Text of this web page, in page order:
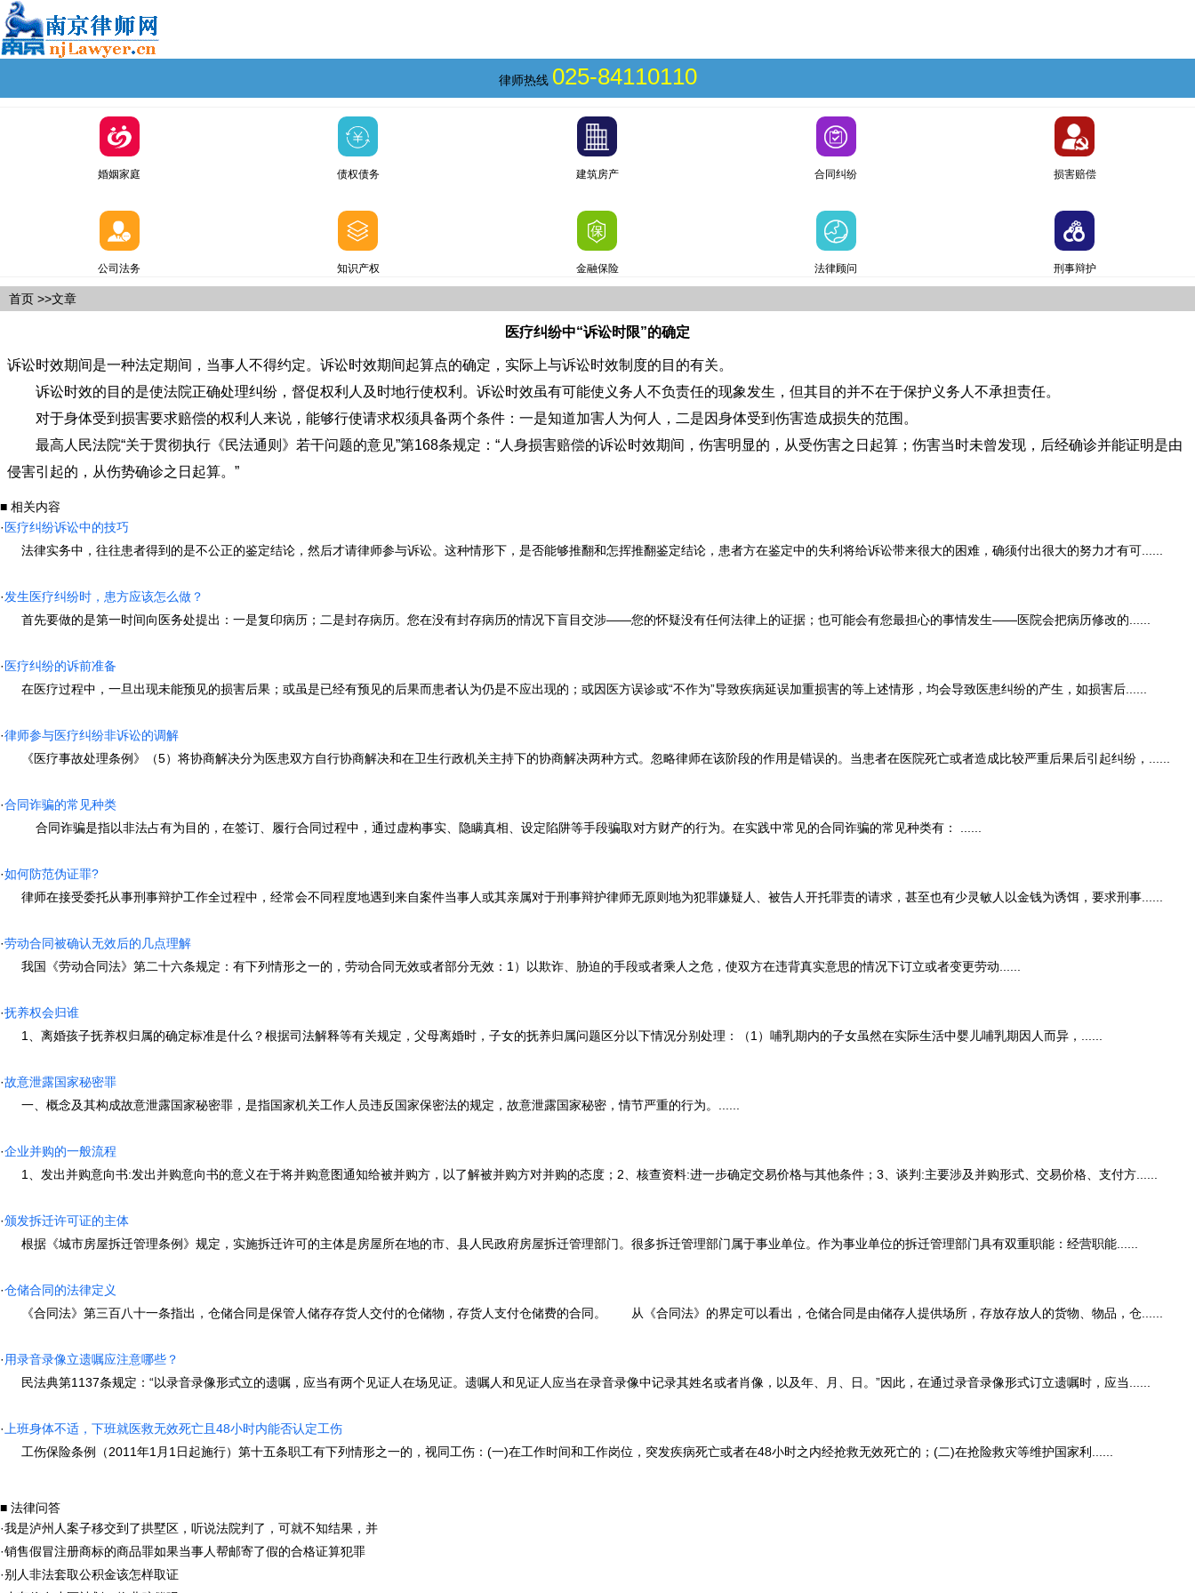
律师热线 025-84110110
婚姻家庭 债权债务 建筑房产 合同纠纷 损害赔偿
公司法务 知识产权 金融保险 法律顾问 刑事辩护
首页 >>文章
医疗纠纷中“诉讼时限”的确定
诉讼时效期间是一种法定期间，当事人不得约定。诉讼时效期间起算点的确定，实际上与诉讼时效制度的目的有关。
诉讼时效的目的是使法院正确处理纠纷，督促权利人及时地行使权利。诉讼时效虽有可能使义务人不负责任的现象发生，但其目的并不在于保护义务人不承担责任。
对于身体受到损害要求赔偿的权利人来说，能够行使请求权须具备两个条件：一是知道加害人为何人，二是因身体受到伤害造成损失的范围。
最高人民法院“关于贯彻执行《民法通则》若干问题的意见”第168条规定：“人身损害赔偿的诉讼时效期间，伤害明显的，从受伤害之日起算；伤害当时未曾发现，后经确诊并能证明是由
侵害引起的，从伤势确诊之日起算。”
■ 相关内容
· 医疗纠纷诉讼中的技巧
法律实务中，往往患者得到的是不公正的鉴定结论，然后才请律师参与诉讼。这种情形下，是否能够推翻和怎挥推翻鉴定结论，患者方在鉴定中的失利将给诉讼带来很大的困难，确须付出很大的努力才有可......
·发生医疗纠纷时，患方应该怎么做？
首先要做的是第一时间向医务处提出：一是复印病历；二是封存病历。您在没有封存病历的情况下盲目交涉――您的怀疑没有任何法律上的证据；也可能会有您最担心的事情发生——医院会把病历修改的......
· 医疗纠纷的诉前准备
在医疗过程中，一旦出现未能预见的损害后果；或虽是已经有预见的后果而患者认为仍是不应出现的；或因医方误诊或“不作为”导致疾病延误加重损害的等上述情形，均会导致医患纠纷的产生，如损害后......
·律师参与医疗纠纷非诉讼的调解
《医疗事故处理条例》（5）将协商解决分为医患双方自行协商解决和在卫生行政机关主持下的协商解决两种方式。忽略律师在该阶段的作用是错误的。当患者在医院死亡或者造成比较严重后果后引起纠纷，......
·合同诈骗的常见种类
合同诈骗是指以非法占有为目的，在签订、履行合同过程中，通过虚构事实、隐瞒真相、设定陷阱等手段骗取对方财产的行为。在实践中常见的合同诈骗的常见种类有： ......
·如何防范伪证罪?
律师在接受委托从事刑事辩护工作全过程中，经常会不同程度地遇到来自案件当事人或其亲属对于刑事辩护律师无原则地为犯罪嫌疑人、被告人开托罪责的请求，甚至也有少灵敏人以金钱为诱饵，要求刑事......
·劳动合同被确认无效后的几点理解
我国《劳动合同法》第二十六条规定：有下列情形之一的，劳动合同无效或者部分无效：1）以欺诈、胁迫的手段或者乘人之危，使双方在违背真实意思的情况下订立或者变更劳动......
·抚养权会归谁
1、离婚孩子抚养权归属的确定标准是什么？根据司法解释等有关规定，父母离婚时，子女的抚养归属问题区分以下情况分别处理：（1）哺乳期内的子女虽然在实际生活中婴儿哺乳期因人而异，......
·故意泄露国家秘密罪
一、概念及其构成故意泄露国家秘密罪，是指国家机关工作人员违反国家保密法的规定，故意泄露国家秘密，情节严重的行为。......
·企业并购的一般流程
1、发出并购意向书:发出并购意向书的意义在于将并购意图通知给被并购方，以了解被并购方对并购的态度；2、核查资料:进一步确定交易价格与其他条件；3、谈判:主要涉及并购形式、交易价格、支付方......
·颁发拆迁许可证的主体
根据《城市房屋拆迁管理条例》规定，实施拆迁许可的主体是房屋所在地的市、县人民政府房屋拆迁管理部门。很多拆迁管理部门属于事业单位。作为事业单位的拆迁管理部门具有双重职能：经营职能......
·仓储合同的法律定义
《合同法》第三百八十一条指出，仓储合同是保管人储存存货人交付的仓储物，存货人支付仓储费的合同。 从《合同法》的界定可以看出，仓储合同是由储存人提供场所，存放存放人的货物、物品，仓......
·用录音录像立遗嘱应注意哪些？
民法典第1137条规定：“以录音录像形式立的遗嘱，应当有两个见证人在场见证。遗嘱人和见证人应当在录音录像中记录其姓名或者肖像，以及年、月、日。”因此，在通过录音录像形式订立遗嘱时，应当......
·上班身体不适，下班就医救无效死亡且48小时内能否认定工伤
工伤保险条例（2011年1月1日起施行）第十五条职工有下列情形之一的，视同工伤：(一)在工作时间和工作岗位，突发疾病死亡或者在48小时之内经抢救无效死亡的；(二)在抢险救灾等维护国家利......
■ 法律问答
·我是泸州人案子移交到了拱墅区，听说法院判了，可就不知结果，并
·销售假冒注册商标的商品罪如果当事人帮邮寄了假的合格证算犯罪
·别人非法套取公积金该怎样取证